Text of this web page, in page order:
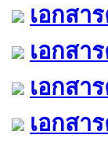
เอกสา
เอกสา
เอกสา
เอกสา